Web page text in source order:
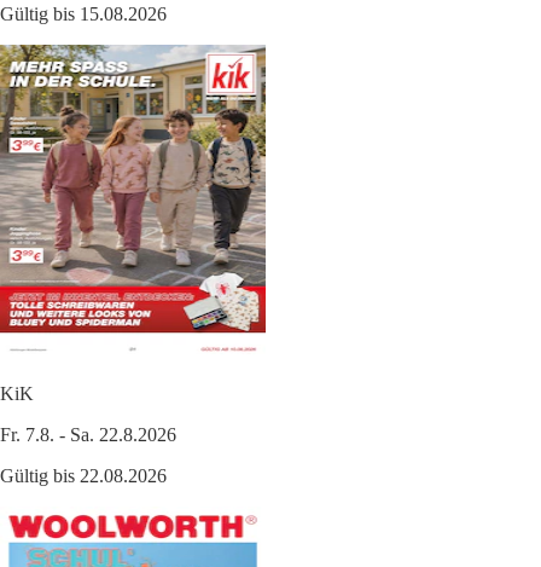
Gültig bis 15.08.2026
KiK
Fr. 7.8. - Sa. 22.8.2026
Gültig bis 22.08.2026